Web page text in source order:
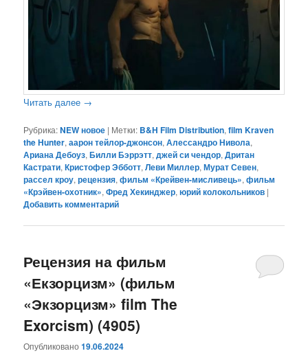
Читать далее →
Рубрика:NEW новое | Метки: B&H Film Distribution,film Kraven
the Hunter,аарон тейлор-джонсон,Алессандро Нивола,
Ариана Дебоуз,Билли Бэррэтт,джей си чендор,Дритан
Кастрати,Кристофер Эбботт,Леви Миллер,Мурат Севен,
рассел кроу,рецензия,фильм «Крейвен-мисливець»,фильм
«Крэйвен-охотник»,Фред Хекинджер,юрий колокольников |
Добавить комментарий
Рецензия на фильм
«Екзорцизм» (фильм
«Экзорцизм» film The
Exorcism) (4905)
Опубликовано19.06.2024